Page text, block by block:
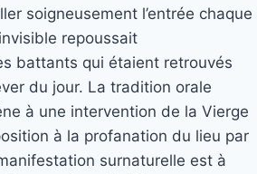
soigneusement l’entrée chaque
repoussait
battants qui étaient retrouvés
du jour. La tradition orale
à une intervention de la Vierge
à la profanation du lieu par
surnaturelle est à